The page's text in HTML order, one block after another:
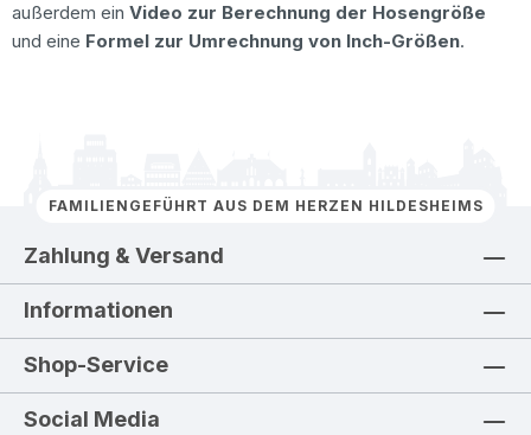
außerdem ein Video zur Berechnung der Hosengröße
und eine Formel zur Umrechnung von Inch-Größen.
FAMILIENGEFÜHRT AUS DEM HERZEN HILDESHEIMS
Zahlung & Versand
Informationen
Shop-Service
Social Media